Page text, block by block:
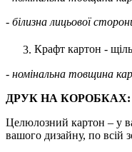
- білизна лицьової
Крафт картон -
- номінальна товщина
ДРУК НА КОРОБКАХ:
Целюлозний картон – у
вашого дизайну, по всій